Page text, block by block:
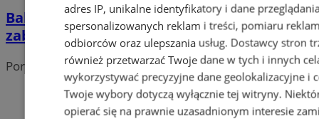
Bal Jesienny w SCK Jarzębina: czas na
zabawę i kreatywność w kostiumach!
Portal należy do sieci
adres IP, unikalne identyfikatory i dane
spersonalizowanych reklam i treści, pomiaru
odbiorców oraz ulepszania usług. Dostawcy stron
również przetwarzać Twoje dane w tych i innych
wykorzystywać precyzyjne dane geolokalizacyjne i
Twoje wybory dotyczą wyłącznie tej witryny.
opierać się na prawnie uzasadnionym interesie